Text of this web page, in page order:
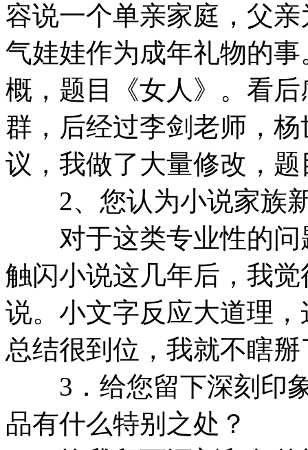
容说一个单亲家庭，父
气娃娃作为成年礼物的
概，题目《女人》。看
群，后经过李剑老师，
议，我做了大量修改，
2、您认为小说家族新
对于这类专业性的问
触闪小说这几年后，我
说。小文字反应大道理
总结很到位，我就不瞎掰
3．给您留下深刻印象
品有什么特别之处？